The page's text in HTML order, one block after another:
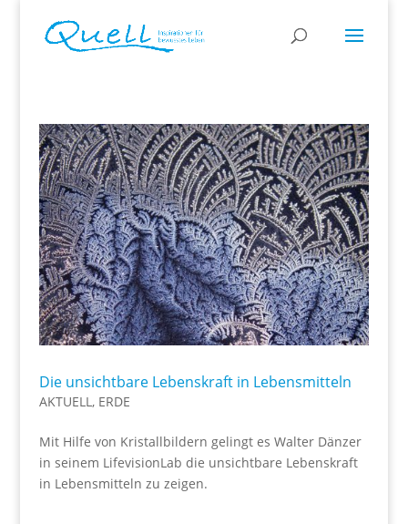
Die unsichtbare Lebenskraft in Lebensmitteln
AKTUELL , ERDE
Mit Hilfe von Kristallbildern gelingt es Walter Dänzer
in seinem LifevisionLab die unsichtbare Lebenskraft
in Lebensmitteln zu zeigen.